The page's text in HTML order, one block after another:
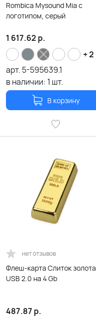
Rombica Mysound Mia с
логотипом, серый
1 617.62 р.
+ 2
арт. 5-595639.1
в наличии: 1 шт.
В корзину
нет отзывов
Флеш-карта Слиток золота
USB 2.0 на 4 Gb
487.87 р.